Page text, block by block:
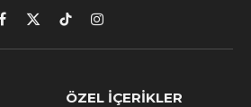
Facebook
X
(Twitter)
TikTokInstagram
ÖZEL İÇERIKLER